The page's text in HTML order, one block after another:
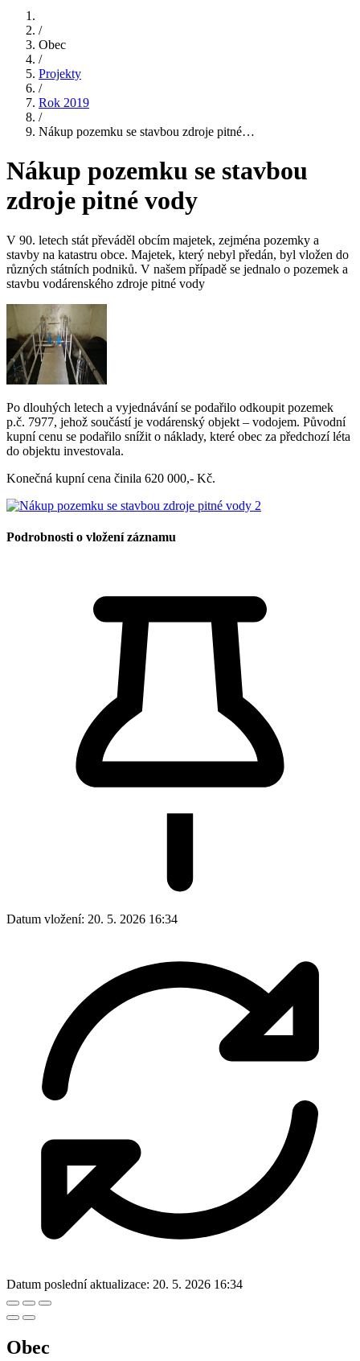
/
Obec
/
Projekty
/
Rok 2019
/
Nákup pozemku se stavbou zdroje pitné…
Nákup pozemku se stavbou
zdroje pitné vody
V 90. letech stát převáděl obcím majetek, zejména pozemky a
stavby na katastru obce. Majetek, který nebyl předán, byl vložen do
různých státních podniků. V našem případě se jednalo o pozemek a
stavbu vodárenského zdroje pitné vody
Po dlouhých letech a vyjednávání se podařilo odkoupit pozemek
p.č. 7977, jehož součástí je vodárenský objekt – vodojem. Původní
kupní cenu se podařilo snížit o náklady, které obec za předchozí léta
do objektu investovala.
Konečná kupní cena činila 620 000,- Kč.
Podrobnosti o vložení záznamu
Datum vložení: 20. 5. 2026 16:34
Datum poslední aktualizace: 20. 5. 2026 16:34
Obec